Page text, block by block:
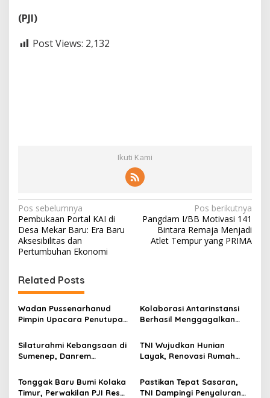
(PJI)
Post Views: 2,132
Ikuti Kami
N
a
v
i
g
a
s
i
p
o
s
Pos sebelumnya
Pembukaan Portal KAI di
Desa Mekar Baru: Era Baru
Aksesibilitas dan
Pertumbuhan Ekonomi
Pos berikutnya
Pangdam I/BB Motivasi 141
Bintara Remaja Menjadi
Atlet Tempur yang PRIMA
Related Posts
Wadan Pussenarhanud
Pimpin Upacara Penutupan
KDKMP Tahun 2026 di
Pusdikarhanud
Kolaborasi Antarinstansi
Berhasil Menggagalkan
3,4 Ton Merkuri Cair
Silaturahmi Kebangsaan di
Sumenep, Danrem
Semua Elemen Bersatu
Bangun Madura
TNI Wujudkan Hunian
Layak, Renovasi Rumah
Tonggak Baru Bumi Kolaka
Timur, Perwakilan PJI Resmi
Pastikan Tepat Sasaran,
TNI Dampingi Penyaluran